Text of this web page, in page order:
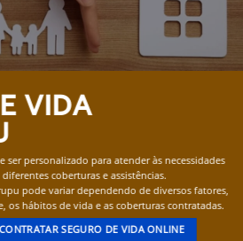
VIDA
ser personalizado para atender às necessidades
coberturas e assistências.
pode variar dependendo de diversos fatores,
os hábitos de vida e as coberturas contratadas.
CONTRATAR SEGURO DE VIDA ONLINE